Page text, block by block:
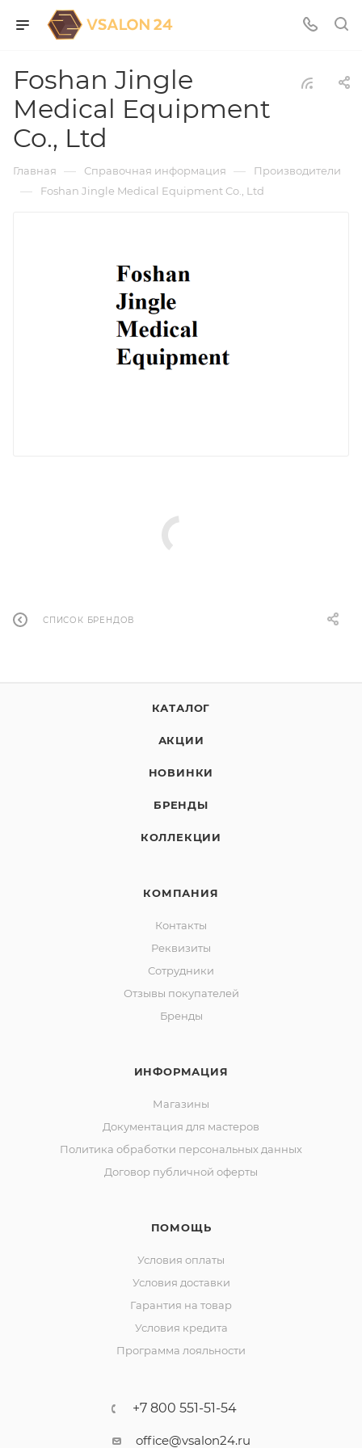
Foshan Jingle
Medical Equipment
Co., Ltd
Главная — Справочная информация — Производители
— Foshan Jingle Medical Equipment Co., Ltd
СПИСОК БРЕНДОВ
КАТАЛОГ
АКЦИИ
НОВИНКИ
БРЕНДЫ
КОЛЛЕКЦИИ
КОМПАНИЯ
Контакты
Реквизиты
Сотрудники
Отзывы покупателей
Бренды
ИНФОРМАЦИЯ
Магазины
Документация для мастеров
Политика обработки персональных данных
Договор публичной оферты
ПОМОЩЬ
Условия оплаты
Условия доставки
Гарантия на товар
Условия кредита
Программа лояльности
+7 800 551-51-54
office@vsalon24.ru